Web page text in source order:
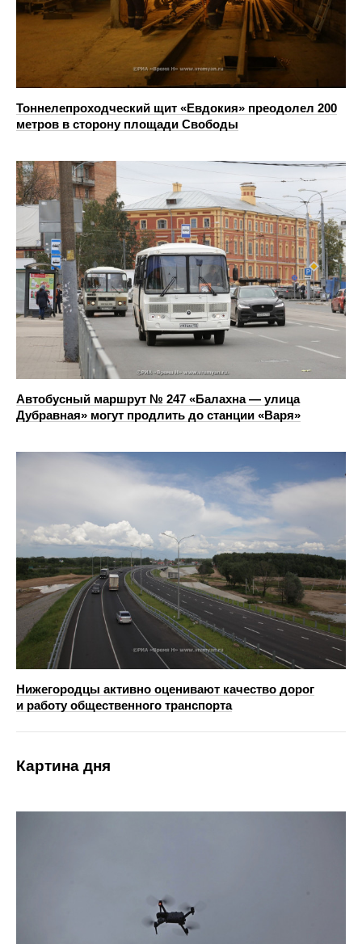
Тоннелепроходческий щит «Евдокия» преодолел 200
метров в сторону площади Свободы
Автобусный маршрут № 247 «Балахна — улица
Дубравная» могут продлить до станции «Варя»
Нижегородцы активно оценивают качество дорог
и работу общественного транспорта
Картина дня